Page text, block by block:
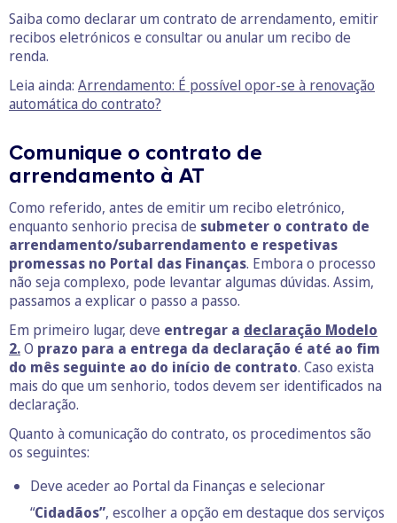
Saiba como declarar um contrato de arrendamento, emitir
recibos eletrónicos e consultar ou anular um recibo de
renda.
Leia ainda: Arrendamento: É possível opor-se à renovação
automática do contrato?
Comunique o contrato de
arrendamento à AT
Como referido, antes de emitir um recibo eletrónico,
enquanto senhorio precisa de submeter o contrato de
arrendamento/subarrendamento e respetivas
promessas no Portal das Finanças. Embora o processo
não seja complexo, pode levantar algumas dúvidas. Assim,
passamos a explicar o passo a passo.
Em primeiro lugar, deve entregar a declaração Modelo
2.O prazo para a entrega da declaração é até ao fim
do mês seguinte ao do início de contrato. Caso exista
mais do que um senhorio, todos devem ser identificados na
declaração.
Quanto à comunicação do contrato, os procedimentos são
os seguintes:
Deve aceder ao Portal da Finanças e selecionar
“Cidadãos”, escolher a opção em destaque dos serviços